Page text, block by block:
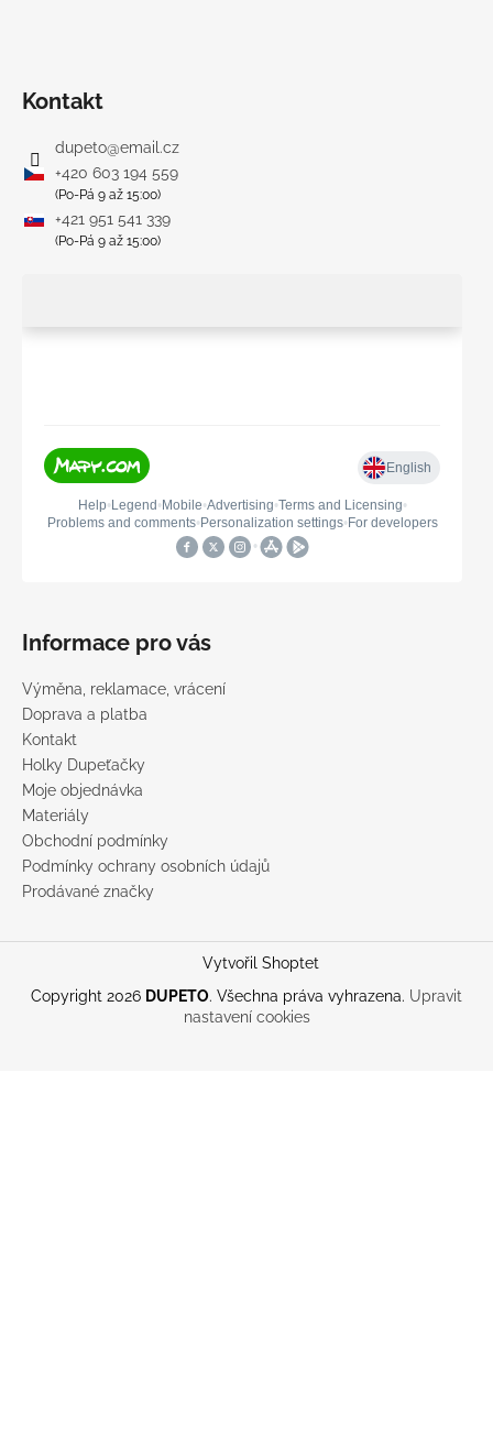
Kontakt
dupeto@email.cz
+420 603 194 559
(Po-Pá 9 až 15:00)
+421 951 541 339
(Po-Pá 9 až 15:00)
Informace pro vás
Výměna, reklamace, vrácení
Doprava a platba
Kontakt
Holky Dupeťačky
Moje objednávka
Materiály
Obchodní podmínky
Podmínky ochrany osobních údajů
Prodávané značky
Vytvořil Shoptet
Copyright 2026 DUPETO. Všechna práva vyhrazena. Upravit
nastavení cookies